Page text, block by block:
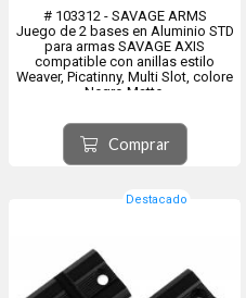
# 103312 - SAVAGE ARMS
Juego de 2 bases en Aluminio STD
para armas SAVAGE AXIS
compatible con anillas estilo
Weaver, Picatinny, Multi Slot, colore
Negro Matte.
incluye tornillos #102491.
Comprar
Destacado